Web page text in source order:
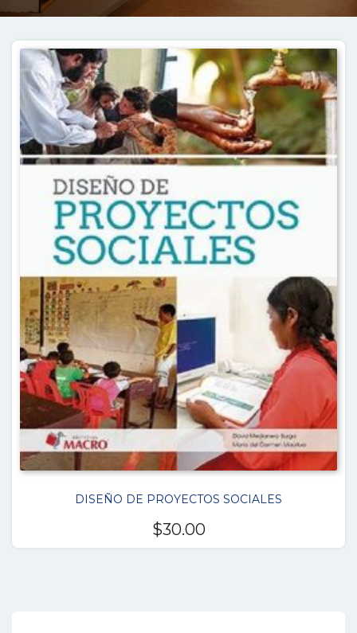
DISEÑO DE PROYECTOS SOCIALES
$30.00